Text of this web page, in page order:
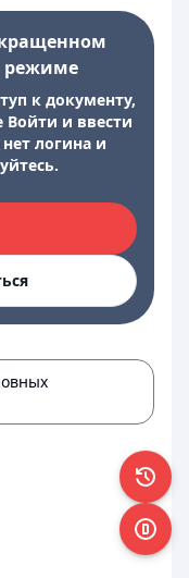
режиме
к документу,
и ввести
логина и